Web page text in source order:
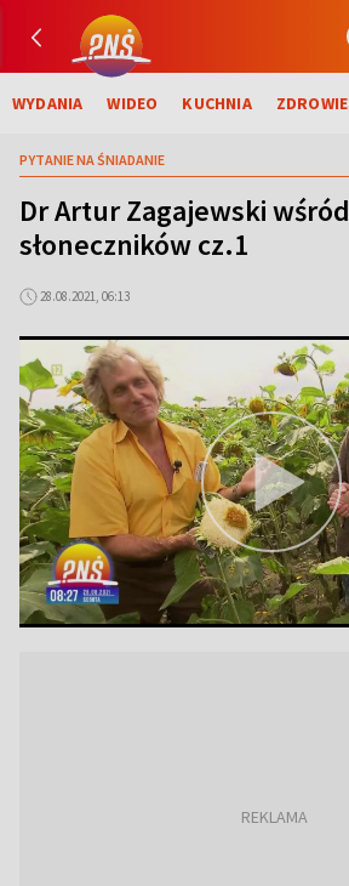
WYDANIA WIDEO KUCHNIA ZDROWIE
PYTANIE NA ŚNIADANIE
Dr Artur Zagajewski wśród
słoneczników cz.1
28.08.2021, 06:13